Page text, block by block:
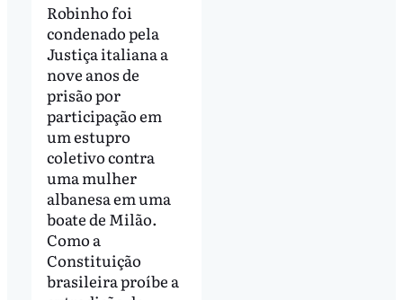
Robinho foi
condenado pela
Justiça italiana a
nove anos de
prisão por
participação em
um estupro
coletivo contra
uma mulher
albanesa em uma
boate de Milão.
Como a
Constituição
brasileira proíbe a